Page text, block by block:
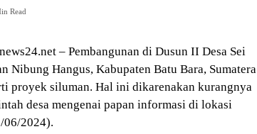
Read
– Pembangunan di Dusun II Desa Sei
Nibung Hangus, Kabupaten Batu Bara, Sumatera
proyek siluman. Hal ini dikarenakan kurangnya
desa mengenai papan informasi di lokasi
06/2024).